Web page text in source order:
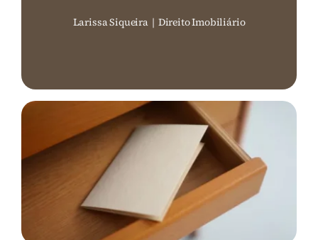
Larissa Siqueira | Direito Imobiliário